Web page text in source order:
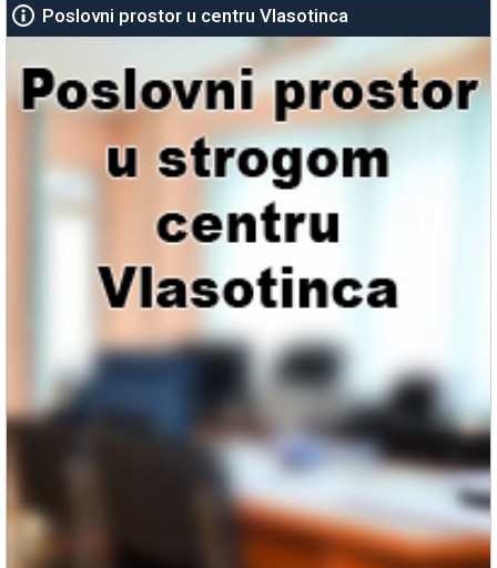
Poslovni prostor u centru Vlasotinca